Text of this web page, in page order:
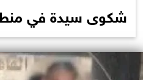
شكوى سيدة في